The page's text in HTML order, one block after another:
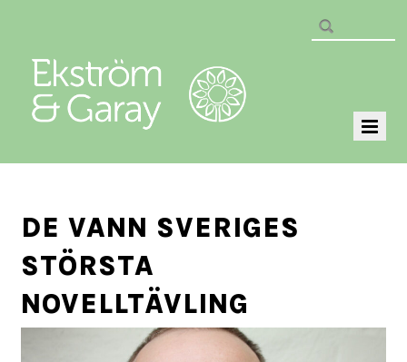
DE VANN SVERIGES
STÖRSTA
NOVELLTÄVLING